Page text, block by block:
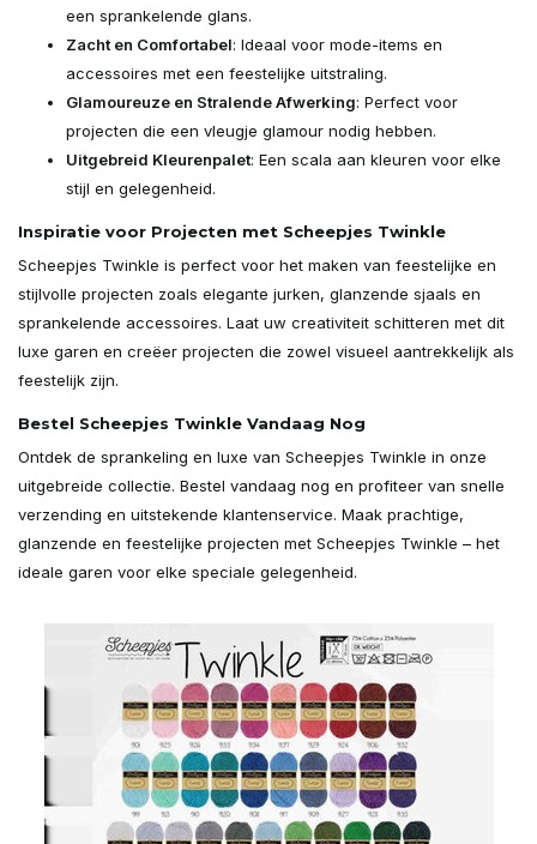
een sprankelende glans.
Zacht en Comfortabel: Ideaal voor mode-items en
accessoires met een feestelijke uitstraling.
Glamoureuze en Stralende Afwerking: Perfect voor
projecten die een vleugje glamour nodig hebben.
Uitgebreid Kleurenpalet: Een scala aan kleuren voor elke
stijl en gelegenheid.
Inspiratie voor Projecten met Scheepjes Twinkle
Scheepjes Twinkle is perfect voor het maken van feestelijke en
stijlvolle projecten zoals elegante jurken, glanzende sjaals en
sprankelende accessoires. Laat uw creativiteit schitteren met dit
luxe garen en creëer projecten die zowel visueel aantrekkelijk als
feestelijk zijn.
Bestel Scheepjes Twinkle Vandaag Nog
Ontdek de sprankeling en luxe van Scheepjes Twinkle in onze
uitgebreide collectie. Bestel vandaag nog en profiteer van snelle
verzending en uitstekende klantenservice. Maak prachtige,
glanzende en feestelijke projecten met Scheepjes Twinkle – het
ideale garen voor elke speciale gelegenheid.